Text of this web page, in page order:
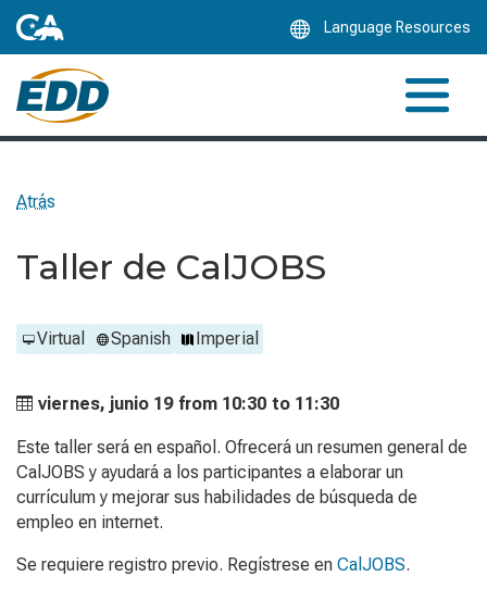
Language Resources
Atrás
Taller de CalJOBS
Virtual Spanish Imperial
viernes, junio 19 from 10:30 to 11:30
Este taller será en español. Ofrecerá un resumen general de
CalJOBS y ayudará a los participantes a elaborar un
currículum y mejorar sus habilidades de búsqueda de
empleo en internet.
Se requiere registro previo. Regístrese en CalJOBS.